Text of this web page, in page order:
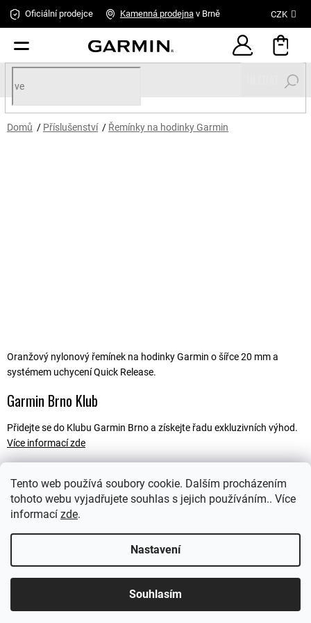
Tento web používá soubory cookie. Dalším procházením
tohoto webu vyjadřujete souhlas s jejich používáním.. Více
informací zde.
Nastavení
Souhlasím
Oficiální prodejce Kamenná prodejnav Brně CZK
Domů / Příslušenství / Řemínky na hodinky Garmin
Oranžový nylonový řemínek na hodinky Garmin o šířce 20 mm a
systémem uchycení Quick Release.
Garmin Brno Klub
Přidejte se do Klubu Garmin Brno a získejte řadu exkluzivních výhod.
Více informací zde
Popis